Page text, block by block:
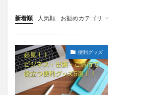
新着順 人気順 お勧めカテゴリ
ブログ作成
便利グッズ